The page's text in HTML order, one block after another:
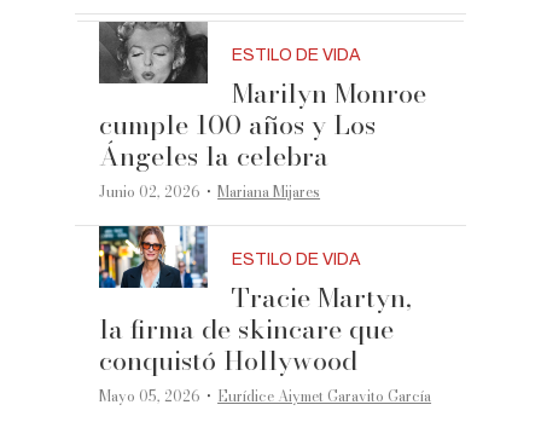
ESTILO DE VIDA
Marilyn Monroe
cumple 100 años y Los
Ángeles la celebra
Junio 02, 2026 ·Mariana Mijares
ESTILO DE VIDA
Tracie Martyn,
la firma de skincare que
conquistó Hollywood
Mayo 05, 2026 ·Eurídice Aiymet Garavito García